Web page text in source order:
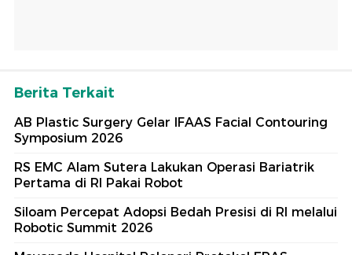
Berita Terkait
AB Plastic Surgery Gelar IFAAS Facial Contouring
Symposium 2026
RS EMC Alam Sutera Lakukan Operasi Bariatrik
Pertama di RI Pakai Robot
Siloam Percepat Adopsi Bedah Presisi di RI melalui
Robotic Summit 2026